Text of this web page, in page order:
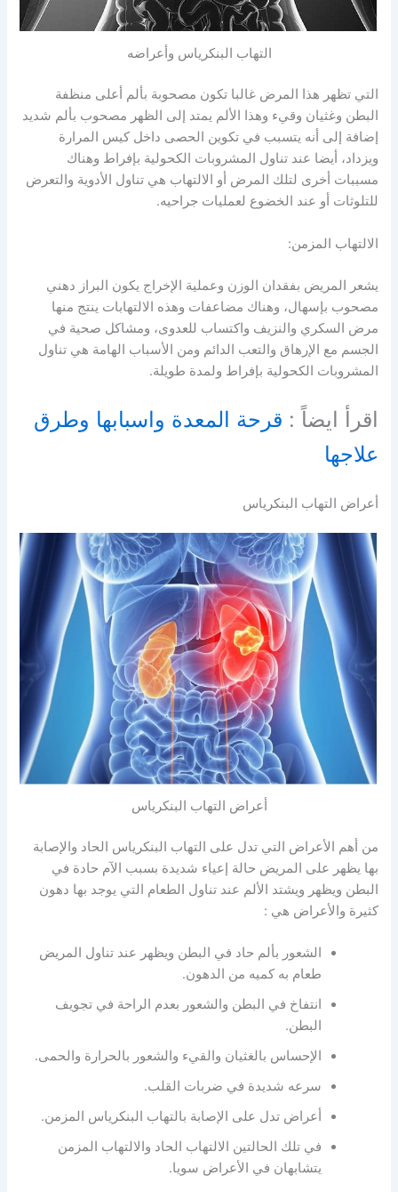
التهاب البنكرياس وأعراضه
التي تظهر هذا المرض غالبا تكون مصحوبة بألم أعلى منظفة
البطن وغثيان وقيء وهذا الألم يمتد إلى الظهر مصحوب بألم شديد
إضافة إلى أنه يتسبب في تكوين الحصى داخل كيس المرارة
ويزداد، أيضا عند تناول المشروبات الكحولية بإفراط وهناك
مسببات أخرى لتلك المرض أو الالتهاب هي تناول الأدوية والتعرض
للتلوثات أو عند الخضوع لعمليات جراحيه.
الالتهاب المزمن:
يشعر المريض بفقدان الوزن وعملية الإخراج يكون البراز دهني
مصحوب بإسهال، وهناك مضاعفات وهذه الالتهابات ينتج منها
مرض السكري والنزيف واكتساب للعدوى، ومشاكل صحية في
الجسم مع الإرهاق والتعب الدائم ومن الأسباب الهامة هي تناول
المشروبات الكحولية بإفراط ولمدة طويلة.
اقرأ ايضاً : قرحة المعدة واسبابها وطرق
علاجها
أعراض التهاب البنكرياس
أعراض التهاب البنكرياس
من أهم الأعراض التي تدل على التهاب البنكرياس الحاد والإصابة
بها يظهر على المريض حالة إعياء شديدة بسبب الآم حادة في
البطن ويظهر ويشتد الألم عند تناول الطعام التي يوجد بها دهون
كثيرة والأعراض هي :
الشعور بألم حاد في البطن ويظهر عند تناول المريض
طعام به كميه من الدهون.
انتفاخ في البطن والشعور بعدم الراحة في تجويف
البطن.
الإحساس بالغثيان والقيء والشعور بالحرارة والحمى.
سرعه شديدة في ضربات القلب.
أعراض تدل على الإصابة بالتهاب البنكرياس المزمن.
في تلك الحالتين الالتهاب الحاد والالتهاب المزمن
يتشابهان في الأعراض سويا.